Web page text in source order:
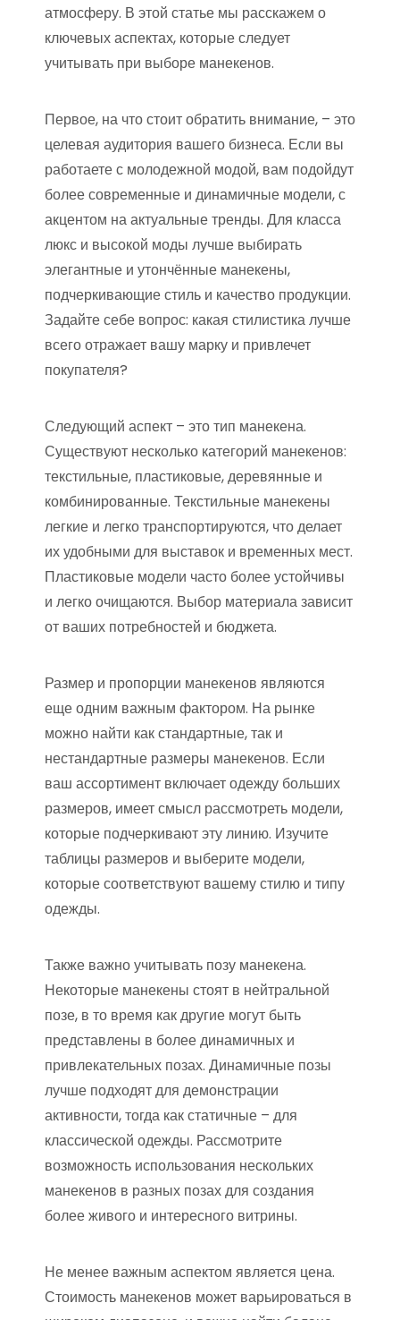
атмосферу. В этой статье мы расскажем о
ключевых аспектах, которые следует
учитывать при выборе манекенов.
Первое, на что стоит обратить внимание, – это
целевая аудитория вашего бизнеса. Если вы
работаете с молодежной модой, вам подойдут
более современные и динамичные модели, с
акцентом на актуальные тренды. Для класса
люкс и высокой моды лучше выбирать
элегантные и утончённые манекены,
подчеркивающие стиль и качество продукции.
Задайте себе вопрос: какая стилистика лучше
всего отражает вашу марку и привлечет
покупателя?
Следующий аспект – это тип манекена.
Существуют несколько категорий манекенов:
текстильные, пластиковые, деревянные и
комбинированные. Текстильные манекены
легкие и легко транспортируются, что делает
их удобными для выставок и временных мест.
Пластиковые модели часто более устойчивы
и легко очищаются. Выбор материала зависит
от ваших потребностей и бюджета.
Размер и пропорции манекенов являются
еще одним важным фактором. На рынке
можно найти как стандартные, так и
нестандартные размеры манекенов. Если
ваш ассортимент включает одежду больших
размеров, имеет смысл рассмотреть модели,
которые подчеркивают эту линию. Изучите
таблицы размеров и выберите модели,
которые соответствуют вашему стилю и типу
одежды.
Также важно учитывать позу манекена.
Некоторые манекены стоят в нейтральной
позе, в то время как другие могут быть
представлены в более динамичных и
привлекательных позах. Динамичные позы
лучше подходят для демонстрации
активности, тогда как статичные – для
классической одежды. Рассмотрите
возможность использования нескольких
манекенов в разных позах для создания
более живого и интересного витрины.
Не менее важным аспектом является цена.
Стоимость манекенов может варьироваться в